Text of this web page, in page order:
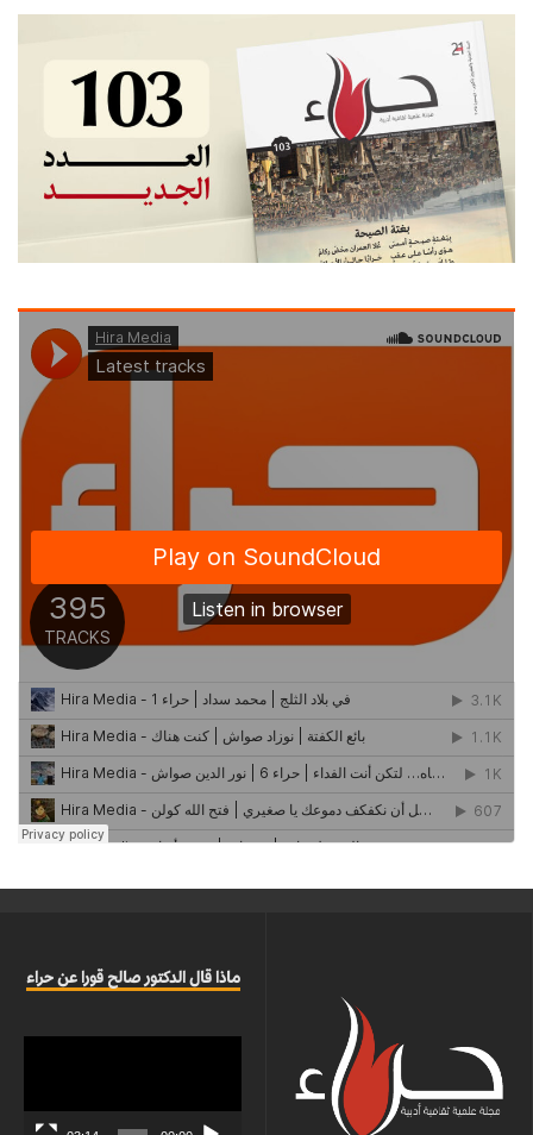
ماذا قال الدكتور صالح قورا عن حراء